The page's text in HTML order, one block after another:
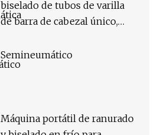
biselado de tubos de varilla
de barra de cabezal único,
tubos de metal
Semineumático
Máquina portátil de ranurado